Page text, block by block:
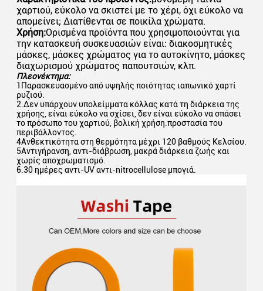
χαρτιού, εύκολο να σκιστεί με το χέρι, όχι εύκολο να
απομείνει; Διατίθενται σε ποικίλα χρώματα.
Χρήση:Ορισμένα προϊόντα που χρησιμοποιούνται για
την κατασκευή συσκευασιών είναι: διακοσμητικές
μάσκες, μάσκες χρώματος για το αυτοκίνητο, μάσκες
διαχωρισμού χρώματος παπουτσιών, κλπ.
Πλεονέκτημα:
1Παρασκευασμένο από υψηλής ποιότητας ιαπωνικό χαρτί
ρυζιού.
2.Δεν υπάρχουν υπολείμματα κόλλας κατά τη διάρκεια της
χρήσης, είναι εύκολο να σχίσει, δεν είναι εύκολο να σπάσει
το πρόσωπο του χαρτιού, βολική χρήση.προστασία του
περιβάλλοντος.
4Ανθεκτικότητα στη θερμότητα μέχρι 120 βαθμούς Κελσίου.
5Αντιγήρανση, αντι-διάβρωση, μακρά διάρκεια ζωής και
χωρίς αποχρωματισμό.
6.30 ημέρες αντι-UV αντι-nitrocellulose μπογιά.